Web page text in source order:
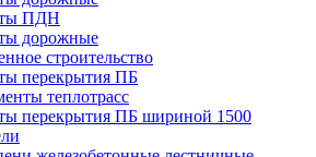
ПДН
дорожные
строительство
перекрытия ПБ
теплотрасс
перекрытия ПБ шириной 1500